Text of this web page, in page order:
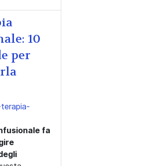
10
per
fa